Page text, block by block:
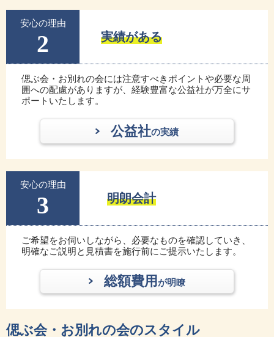
安心の理由
2 実績がある
偲ぶ会・お別れの会には注意すべきポイントや必要な周
囲への配慮がありますが、経験豊富な公益社が万全にサ
ポートいたします。
公益社の実績
安心の理由
3 明朗会計
ご希望をお伺いしながら、必要なものを確認していき、
明確なご説明と見積書を施行前にご提示いたします。
総額費用 が明瞭
偲ぶ会・お別れの会のスタイル